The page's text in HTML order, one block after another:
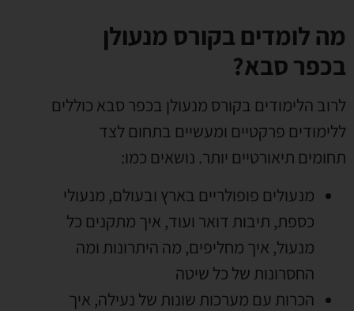
מה לומדים בקורס מנעולן
בכפר סבא?
לרוב הלימודים בקורס מנעולן בכפר סבא כוללים
ללימודים פרקטיים ומעשיים בתחום לצד
תחומים תיאורטיים יותר. נושאים כמו:
מנעולים פופולריים בארץ ובעולם, מנעולי
כספת, תיבות דואר ועוד, איך מתקנים כל
מנעול, איך מחליפים, מה היתרונות ומה
החסרונות של כל שיטה
הכרות עם מערכות שונות של נעילה, איך